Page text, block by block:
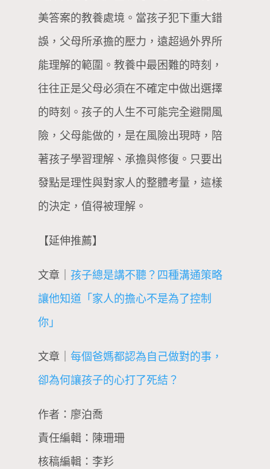
美答案的教養處境。當孩子犯下重大錯
誤，父母所承擔的壓力，遠超過外界所
能理解的範圍。教養中最困難的時刻，
往往正是父母必須在不確定中做出選擇
的時刻。孩子的人生不可能完全避開風
險，父母能做的，是在風險出現時，陪
著孩子學習理解、承擔與修復。只要出
發點是理性與對家人的整體考量，這樣
的決定，值得被理解。
【延伸推薦】
文章｜ 孩子總是講不聽？四種溝通策略
讓他知道「家人的擔心不是為了控制
你」
文章｜ 每個爸媽都認為自己做對的事，
卻為何讓孩子的心打了死結？
作者：廖泊喬
責任編輯：陳珊珊
核稿編輯：李羏